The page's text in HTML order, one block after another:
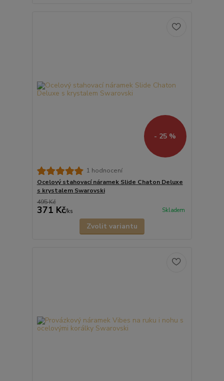
- 25 %
1 hodnocení
Ocelový stahovací náramek Slide Chaton Deluxe
s krystalem Swarovski
495 Kč
371 Kč/ks Skladem
Zvolit variantu